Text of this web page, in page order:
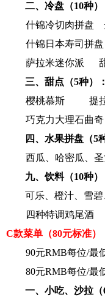
二、冷盘（10种）
什锦冷切肉拼盘
什锦日本寿司拼
萨拉米迷你派
三、甜点（5种）：
樱桃慕斯
提
巧克力大理石曲奇
四、水果拼盘（5
西瓜、哈密瓜、
九、饮料（10种）
可乐、橙汁、雪
四种特调鸡尾酒
C款菜单（80元标准）
90元RMB每位/最
80元RMB每位/最
一、小吃、沙拉（